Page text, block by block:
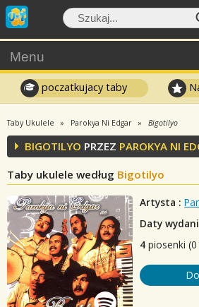
Menu
poczatkujacy taby
Taby Ukulele Parokya Ni Edgar Bigotilyo
BIGOTILYO PRZEZ PAROKYA NI
Taby ukulele według Bigotilyo
Artysta :
Daty
4 piosenki